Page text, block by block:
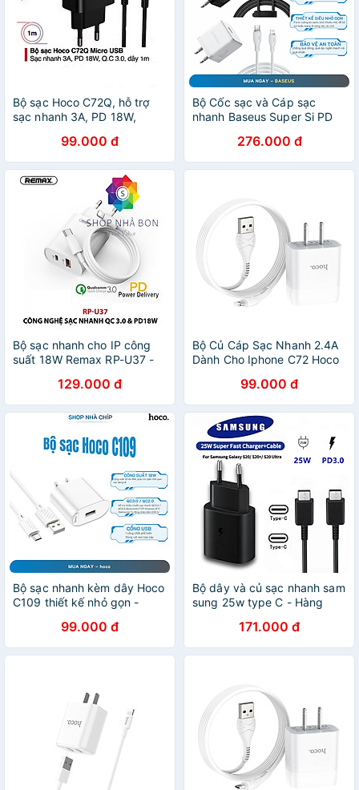
Bộ sạc Hoco C72Q, hỗ trợ
sạc nhanh 3A, PD 18W,
điện thoại99.000 đ
Bộ Cốc sạc và Cáp sạc
nhanh Baseus Super Si PD
12 (Hàng chính hãng)
276.000 đ
Bộ sạc nhanh cho IP công
suất 18W Remax RP-U37 -
129.000 đ
Bộ Củ Cáp Sạc Nhanh 2.4A
Dành Cho Iphone C72 Hoco
99.000 đ
Bộ sạc nhanh kèm dây Hoco
C109 thiết kế nhỏ gọn -
99.000 đ
Bộ dây và củ sạc nhanh sam
sung 25w type C - Hàng
171.000 đ